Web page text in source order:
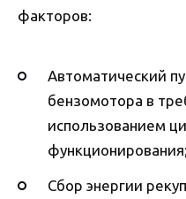
факторов:
Автоматический
бензомотора в
использованием
функционирования;
Сбор энергии